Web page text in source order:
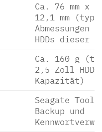
Ca. 76 mm x
12,1 mm
HDDs dieser
Ca. 160 g
2,5-Zoll-
Kapazität)
Seagate
Backup und